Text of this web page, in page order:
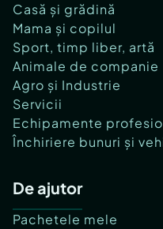
Casă și grădină
Mama și copilul
Sport, timp liber, artă
Animale de companie
Agro și Industrie
Servicii
Echipamente
Închiriere bunuri și
De ajutor
Pachetele mele